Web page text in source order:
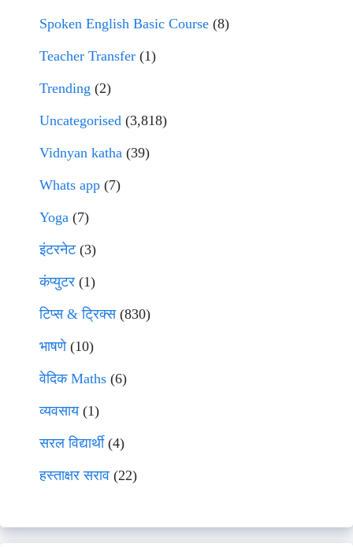
Spoken English Basic Course (8)
Teacher Transfer (1)
Trending (2)
Uncategorised (3,818)
Vidnyan katha (39)
Whats app (7)
Yoga (7)
इंटरनेट(3)
कंप्युटर (1)
टिप्स & ट्रिक्स(830)
भाषणे(10)
वेदिक Maths (6)
व्यवसाय(1)
सरल विद्यार्थी(4)
हस्ताक्षर सराव (22)